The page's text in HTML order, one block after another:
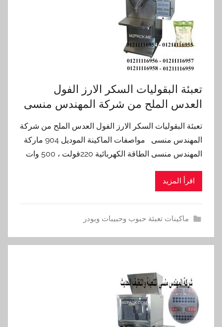
تعبئة البقوليات السكر الارز الفول
العدس الملح من شركة المهندس منسى
تعبئة البقوليات السكر الارز الفول العدس الملح من شركة
المهندس منسى مواصفات الماكينة الموديل 904 ماركة
المهندس منسى الطاقة الكهربائية 220فولت ، 500 وات
اقرأ المزيد
ماكينات تعبئة حبوب وحبيبات وبودر